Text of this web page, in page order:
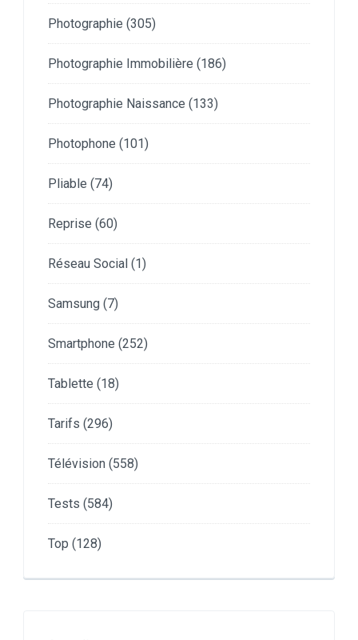
Photographie (305)
Photographie Immobilière (186)
Photographie Naissance (133)
Photophone (101)
Pliable (74)
Reprise (60)
Réseau Social (1)
Samsung (7)
Smartphone (252)
Tablette (18)
Tarifs (296)
Télévision (558)
Tests (584)
Top (128)